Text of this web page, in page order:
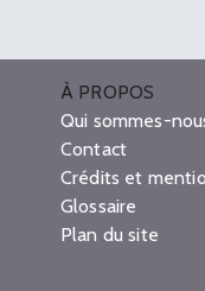
À PROPOS
Qui sommes-
Contact
Crédits et
Glossaire
Plan du site